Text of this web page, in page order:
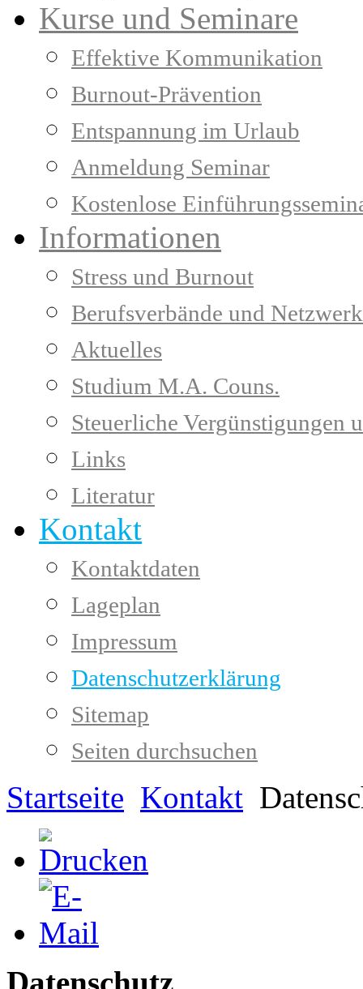
Kurse und Seminare
Effektive Kommunikation
Burnout-Prävention
Entspannung im Urlaub
Anmeldung Seminar
Kostenlose
Informationen
Stress und Burnout
Berufsverbände und
Aktuelles
Studium M.A. Couns.
Steuerliche Vergünstigungen
Links
Literatur
Kontakt
Kontaktdaten
Lageplan
Impressum
Datenschutzerklärung
Sitemap
Seiten durchsuchen
Startseite Kontakt